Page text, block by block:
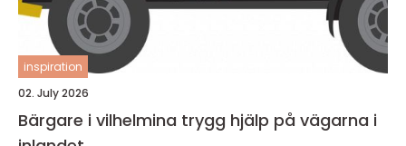
inspiration
02. July 2026
Bärgare i vilhelmina trygg hjälp på vägarna i